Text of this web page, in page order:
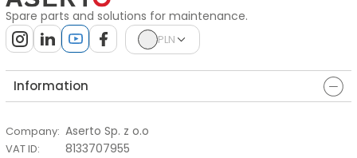
Spare parts and solutions for maintenance.
PLN
Information
Company: Aserto Sp. z o.o
VAT ID: 8133707955